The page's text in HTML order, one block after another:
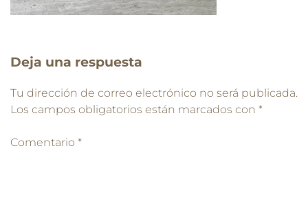
Deja una respuesta
Tu dirección de correo electrónico no será publicada.
Los campos obligatorios están marcados con *
Comentario *